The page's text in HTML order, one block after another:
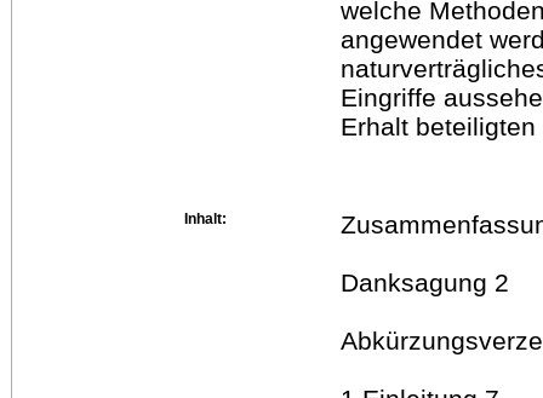
welche
angewendet
Eingriffe
Erhalt
Inhalt:
Danksagung 2